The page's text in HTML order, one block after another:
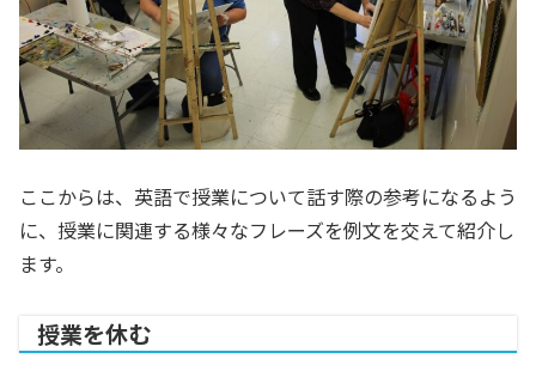
ここからは、英語で授業について話す際の参考になるよう
に、授業に関連する様々なフレーズを例文を交えて紹介し
ます。
授業を休む